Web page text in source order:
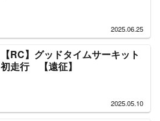
2025.06.25
【RC】グッドタイムサーキット
初走行 【遠征】
2025.05.10